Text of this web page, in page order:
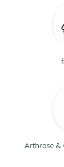
Arthrose &